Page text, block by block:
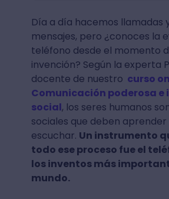
Día a día hacemos llamadas
mensajes, pero ¿conoces la
teléfono desde el momento
invención? Según la experta
docente de nuestro curso
Comunicación poderosa
social, los seres humanos
sociales que deben
escuchar. Un instrumento
todo ese proceso fue el
los inventos más
mundo.